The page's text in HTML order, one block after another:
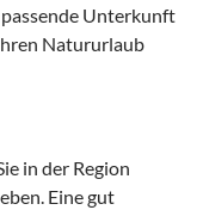
Unterkunft
Natururlaub
in der Region
Eine gut